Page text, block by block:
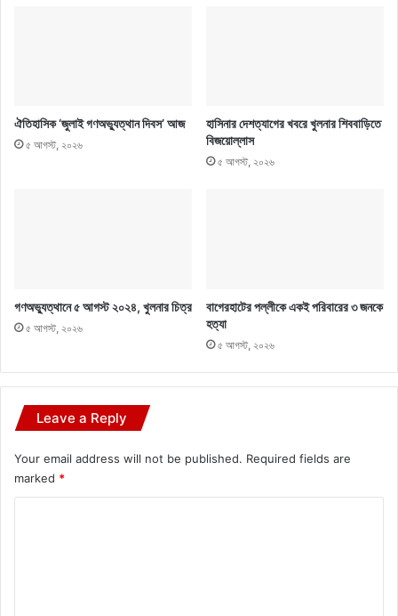
ঐতিহাসিক ‘জুলাই গণঅভ্যুত্থান দিবস’ আজ
৫ আগস্ট, ২০২৬
হাসিনার দেশত্যাগের খবরে খুলনার শিববাড়িতে
বিজয়োল্লাস
৫ আগস্ট, ২০২৬
গণঅভ্যুত্থানে ৫ আগস্ট ২০২৪, খুলনার চিত্র
৫ আগস্ট, ২০২৬
বাগেরহাটের পল্লীকে একই পরিবারের ৩ জনকে
হত্যা
৫ আগস্ট, ২০২৬
Leave a Reply
Your email address will not be published. Required fields are
marked *